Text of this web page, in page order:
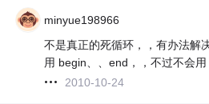
minyue198966
不是真正的死循环，，有办法解
用 begin、、end，，不过不会用
2010-10-24